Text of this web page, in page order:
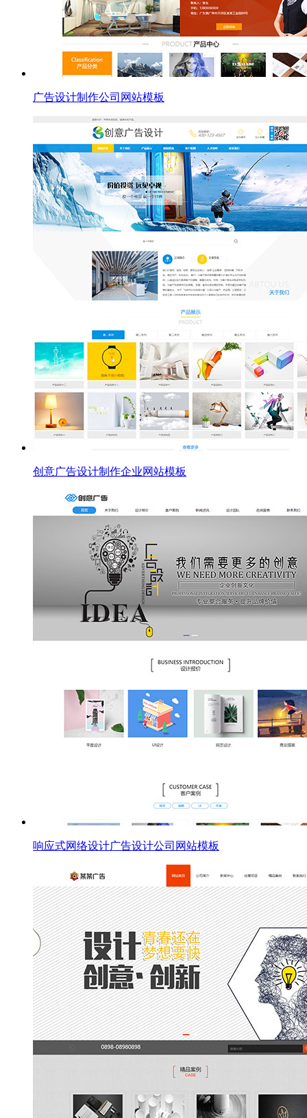
广告设计制作公司网站模板
创意广告设计制作企业网站模板
响应式网络设计广告设计公司网站模板